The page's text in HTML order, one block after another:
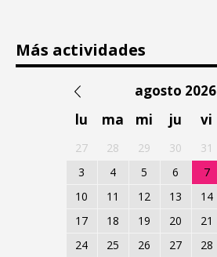
Más actividades
agosto 2026
lu
ma mi ju vi
27 28 29 30 31
3
4 5 6 7
10
11 12 13 14
17
18 19 20 21
24
25 26 27 28